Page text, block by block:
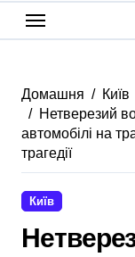
Домашня
Київ
Нетверезий
автомобілі на
трагедії
Київ